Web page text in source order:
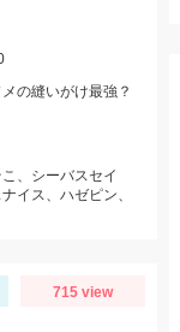
の縫いがけ最強？
、シーバスセイ
イス、ハゼピン、
715 view